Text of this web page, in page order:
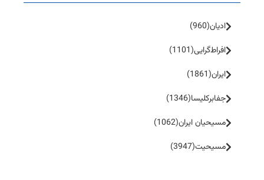
ادیان(960)
افراط‌گرایی(1101)
ایران(1861)
جفا‌بر‌کلیسا(1346)
مسیحیان ایران(1062)
مسیحیت(3947)